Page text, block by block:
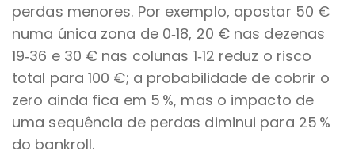
perdas menores. Por exemplo, apostar 50 €
numa única zona de 0‑18, 20 € nas dezenas
19‑36 e 30 € nas colunas 1‑12 reduz o risco
total para 100 €; a probabilidade de cobrir o
zero ainda fica em 5 %, mas o impacto de
uma sequência de perdas diminui para 25 %
do bankroll.